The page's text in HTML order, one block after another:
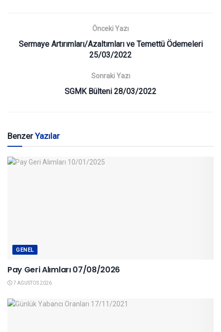
Önceki Yazı
Sermaye Artırımları/Azaltımları ve Temettü Ödemeleri
25/03/2022
Sonraki Yazı
SGMK Bülteni 28/03/2022
BenzerYazılar
GENEL
Pay Geri Alımları 07/08/2026
7 AĞUSTOS 2026